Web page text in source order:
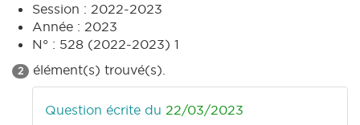
Session : 2022-2023
Année : 2023
N° : 528 (2022-2023) 1
2 élément(s) trouvé(s).
Question écrite du 22/03/2023